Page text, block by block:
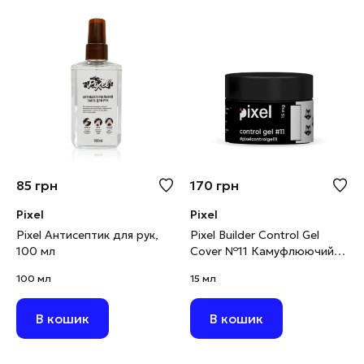
85 грн
Pixel
Pixel Антисептик для рук,
100 мл
100 мл
В кошик
170 грн
Pixel
Pixel Builder Control Gel
Cover №11 Камуфлюючий
мл
15 мл
В кошик